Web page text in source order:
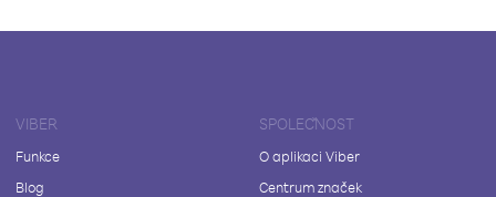
VIBER
Funkce
Blog
SPOLEČNOST
O aplikaci Viber
Centrum značek